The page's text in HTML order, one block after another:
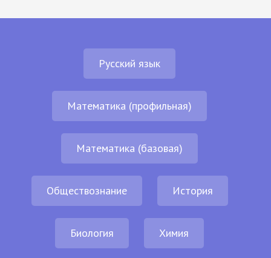
Русский язык
Математика (профильная)
Математика (базовая)
Обществознание История
Биология Химия